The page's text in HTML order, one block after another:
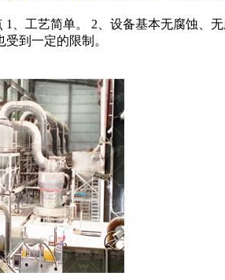
1、工艺简单。 2、设备基本无腐蚀、
到一定的限制。